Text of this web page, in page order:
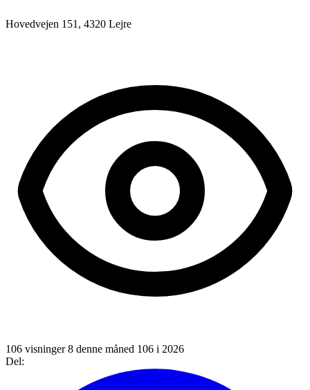
Hovedvejen 151, 4320 Lejre
106 visninger8 denne måned 106 i 2026
Del: